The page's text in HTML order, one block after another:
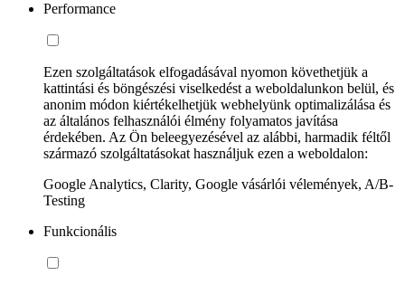
Performance
Ezen szolgáltatások elfogadásával nyomon követhetjük a
kattintási és böngészési viselkedést a weboldalunkon belül, és
anonim módon kiértékelhetjük webhelyünk optimalizálása és
az általános felhasználói élmény folyamatos javítása
érdekében. Az Ön beleegyezésével az alábbi, harmadik féltől
származó szolgáltatásokat használjuk ezen a weboldalon:
Google Analytics, Clarity, Google vásárlói vélemények, A/B-
Testing
Funkcionális